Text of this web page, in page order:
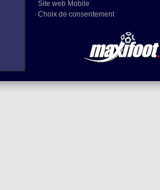
Site web Mobile
Choix de consentement